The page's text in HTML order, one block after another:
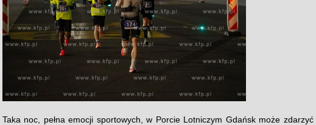
Taka noc, pełna emocji sportowych, w Porcie Lotniczym Gdańsk może zdarzyć